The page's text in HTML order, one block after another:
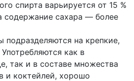
спирта варьируется от 15 %
содержание сахара — более
подразделяются на крепкие,
как в
так и в составе множества
и коктейлей, хорошо